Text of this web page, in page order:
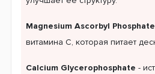
Magnesium Ascorbyl Phosphate
витамина C, которая питает
Calcium Glycerophosphate -